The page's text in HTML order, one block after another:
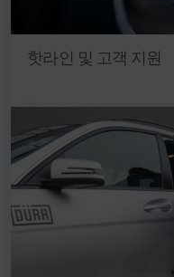
핫라인 및 고객 지원